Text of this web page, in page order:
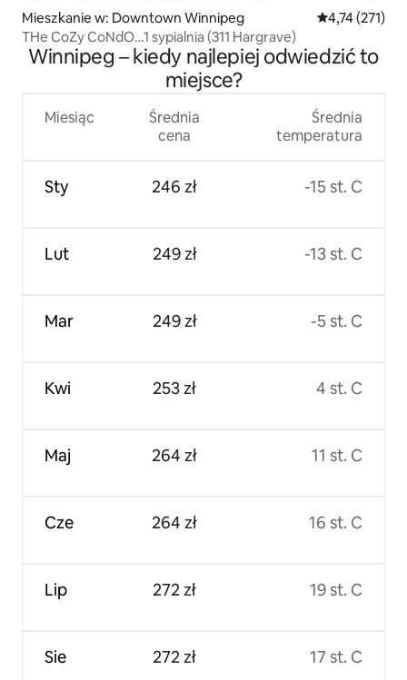
Mieszkanie w: Downtown Winnipeg Średnia
4,74 (271)
THe CoZy CoNdO…1 sypialnia (311 Hargrave)
Winnipeg – kiedy najlepiej odwiedzić to
miejsce?
Miesiąc
Sty
Lut
Mar
Kwi
Maj
Cze
Lip
Sie
Średnia
cena
246 zł
249 zł
249 zł
253 zł
264 zł
264 zł
272 zł
272 zł
Średnia
temperatura
-15 st. C
-13 st. C
-5 st. C
4 st. C
11 st. C
16 st. C
19 st. C
17 st. C